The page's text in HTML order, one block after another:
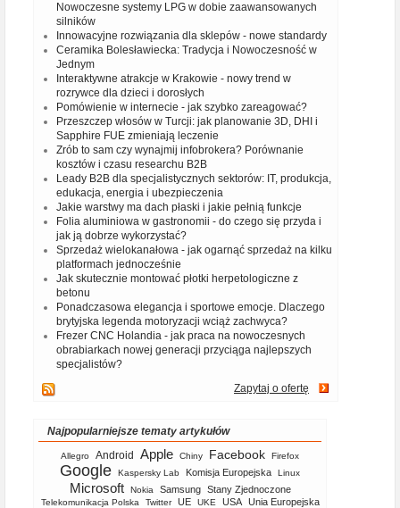
Nowoczesne systemy LPG w dobie zaawansowanych
silników
Innowacyjne rozwiązania dla sklepów - nowe standardy
Ceramika Bolesławiecka: Tradycja i Nowoczesność w
Jednym
Interaktywne atrakcje w Krakowie - nowy trend w
rozrywce dla dzieci i dorosłych
Pomówienie w internecie - jak szybko zareagować?
Przeszczep włosów w Turcji: jak planowanie 3D, DHI i
Sapphire FUE zmieniają leczenie
Zrób to sam czy wynajmij infobrokera? Porównanie
kosztów i czasu researchu B2B
Leady B2B dla specjalistycznych sektorów: IT, produkcja,
edukacja, energia i ubezpieczenia
Jakie warstwy ma dach płaski i jakie pełnią funkcje
Folia aluminiowa w gastronomii - do czego się przyda i
jak ją dobrze wykorzystać?
Sprzedaż wielokanałowa - jak ogarnąć sprzedaż na kilku
platformach jednocześnie
Jak skutecznie montować płotki herpetologiczne z
betonu
Ponadczasowa elegancja i sportowe emocje. Dlaczego
brytyjska legenda motoryzacji wciąż zachwyca?
Frezer CNC Holandia - jak praca na nowoczesnych
obrabiarkach nowej generacji przyciąga najlepszych
specjalistów?
Zapytaj o ofertę
Najpopularniejsze tematy artykułów
Allegro Android Apple Chiny Facebook Firefox
Google Kaspersky Lab Komisja Europejska Linux
Microsoft Nokia Samsung Stany Zjednoczone
Telekomunikacja Polska Twitter UE UKE USA Unia Europejska